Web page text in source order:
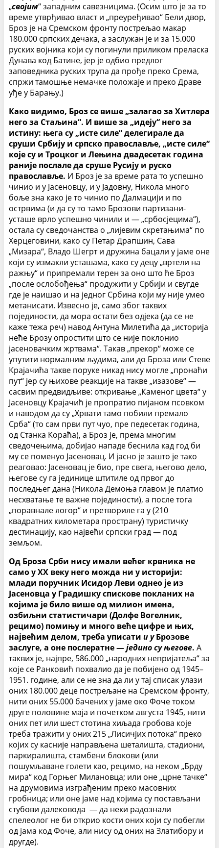
„својим“ западним савезницима. (Осим што је за то
време утврђивао власт и „преуређивао“ Бели двор,
Броз је на Сремском фронту пострељао макар
180.000 српских дечака, а заслужан је и за 15.000
руских војника који су погинули приликом преласка
Дунава код Батине, јер је одбио предлог
заповедника руских трупа да прође преко Срема,
спржи тамошње немачке положаје и преко Драве
уђе у Барању.)
Како видимо, Броз се више „залагао за Хитлера
него за Стаљина“. И више за „идеју“ него за
истину: њега су „исте силе“ делегирале да
сруши Србију и српско православље, „исте силе“
које су и Троцког и Лењина двадесетак година
раније послале да сруше Русију и руско
православље. И Броз је за време рата то успешно
чинио и у Јасеновцу, и у Јадовну, Никола много
боље зна како је то чинио по Далмацији и по
острвима (и да су то тамо Брозови партизани-
усташе врло успешно чинили и — „србосјецима“),
остала су сведочанства о „лијевим скретањима“ по
Херцеговини, како су Петар Драпшин, Сава
„Мизара“, Владо Шегрт и дружина бацали у јаме оне
који су измакли усташама, како су децу „вртели на
ражњу“ и припремали терен за оно што ће Броз
„после ослобођења“ продужити у Србији и свугде
где је наишао и на једног Србина који му није умео
метанисати. Извесно је, само због таквих
појединости, да мора остати без одјека (да се не
каже тежа реч) навод Антуна Милетића да „историја
неће Брозу опростити што се није поклонио
јасеновачким жртвама“. Такав „прекор“ може се
упутити нормалним људима, али до Броза или Стеве
Крајачића такве поруке никад нису могле „пронаћи
пут“ јер су њихове реакције на такве „изазове“ —
сасвим предвидљиве: откривање „Каменог цвета“ у
Јасеновцу Крајачић је пропратио пијаном псовком
и наводом да су „Хрвати тамо побили премало
Срба“ (то сам први пут чуо, пре педесетак година,
од Станка Кораћа), а Броз је, према многим
сведочењима, добијао нападе беснила кад год би
му се поменуо Јасеновац. И јасно је зашто је тако
реаговао: Јасеновац је био, пре свега, његово дело,
његове су га јединице штитиле од првог до
последњег дана (Никола Демоња главом је платио
несхватање те важне појединости), а после тога
„поравнале логор“ и претвориле га у (210
квадратних километара пространу) туристичку
дестинацију, као највећи српски град — под
земљом.
Од Броза Срби нису имали већег крвника не
само у ХХ веку него можда ни у историји:
млади поручник Исидор Леви однео је из
Јасеновца у Градишку спискове покланих на
којима је било више од милион имена,
озбиљни статистичари (Долфе Вогелник,
рецимо) помињу и много веће цифре и њих,
највећим делом, треба уписати и уБрозове
заслуге, а оне послератне —једино су његове. А
таквих је, најпре, 586.000 „народних непријатеља“ за
које се Ранковић похвалио да је побијено од 1945–
1951. године, али се не зна да ли у тај списак улази
оних 180.000 деце пострељане на Сремском фронту,
нити оних 55.000 бачених у јаме око Фоче током
друге половине маја и почетком августа 1945, нити
оних пет или шест стотина хиљада гробова које
треба тражити у оних 215 „Лисичјих потока“ преко
којих су касније направљена шеталишта, стадиони,
паркиралишта, стамбени блокови (или
пошумљаване голети као, рецимо, на неком „Брду
мира“ код Горњег Милановца; или оне „црне тачке“
на друмовима изграђеним преко масовних
гробница; или оне јаме над којима су постављани
стубови далековода — да неки радознали
спелеолог не би открио кости оних који су побегли
од јама код Фоче, али нису од оних на Златибору и
другде).